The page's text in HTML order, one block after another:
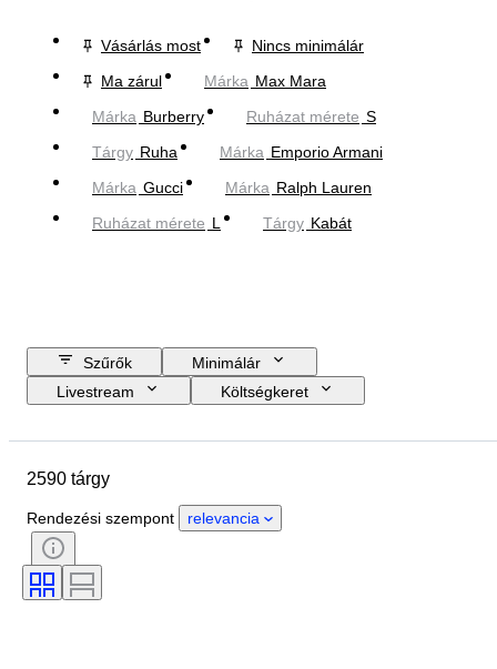
Vásárlás most
Nincs minimálár
Ma zárul
Márka Max Mara
Márka Burberry Ruházat mérete S
Tárgy Ruha Márka Emporio Armani
Márka Gucci Márka Ralph Lauren
Ruházat mérete L Tárgy Kabát
Szűrők
Minimálár
Livestream
Költségkeret
Country of origin
Állapot
Stílus
Szín
Ráírt méret
Inggallér mérete
2590 tárgy
Rendezési szempont relevancia